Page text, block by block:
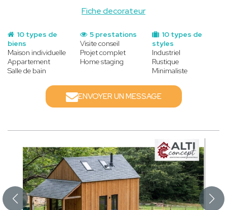
Fiche decorateur
10 types de
biens
Maison individuelle
Appartement
Salle de bain
10 types de
styles
Industriel
Rustique
Minimaliste
5 prestations
Visite conseil
Projet complet
Home staging
ENVOYER UN MESSAGE